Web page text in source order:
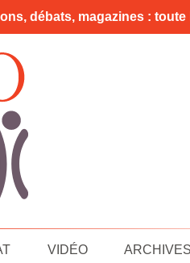
débats, magazines :
VIDÉO ARCHIVES